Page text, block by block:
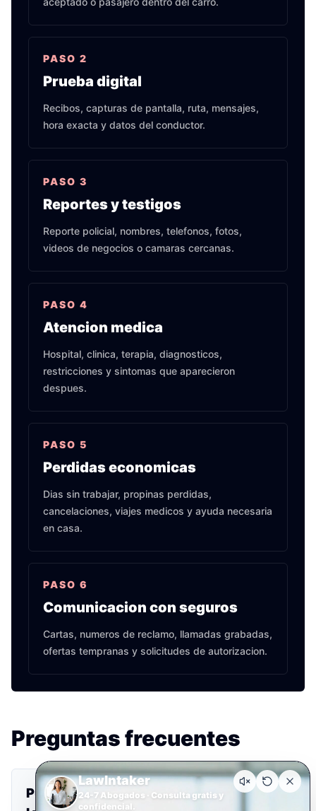
PASO 2
Prueba digital
Recibos, capturas de pantalla, ruta, mensajes,
hora exacta y datos del conductor.
PASO 3
Reportes y testigos
Reporte policial, nombres, telefonos, fotos,
videos de negocios o camaras cercanas.
PASO 4
Atencion medica
Hospital, clinica, terapia, diagnosticos,
restricciones y sintomas que aparecieron
despues.
PASO 5
Perdidas economicas
Dias sin trabajar, propinas perdidas,
cancelaciones, viajes medicos y ayuda necesaria
en casa.
PASO 6
Comunicacion con seguros
Cartas, numeros de reclamo, llamadas grabadas,
ofertas tempranas y solicitudes de autorizacion.
Preguntas frecuentes
Puedo reclamar si era pasajero de Uber o
LawIntaker
24-7 Abogados · Consulta gratis y
confidencial.